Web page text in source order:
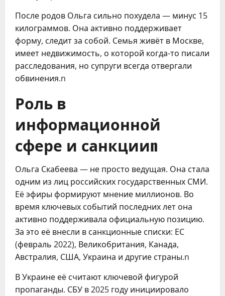
После родов Ольга сильно похудела — минус 15
килограммов. Она активно поддерживает
форму, следит за собой. Семья живёт в Москве,
имеет недвижимость, о которой когда-то писали
расследования, но супруги всегда отвергали
обвинения.n
Роль в
информационной
сфере и санкцииn
Ольга Скабеева — не просто ведущая. Она стала
одним из лиц российских государственных СМИ.
Её эфиры формируют мнение миллионов. Во
время ключевых событий последних лет она
активно поддерживала официальную позицию.
За это её внесли в санкционные списки: ЕС
(февраль 2022), Великобритания, Канада,
Австралия, США, Украина и другие страны.n
В Украине её считают ключевой фигурой
пропаганды. СБУ в 2025 году инициировало